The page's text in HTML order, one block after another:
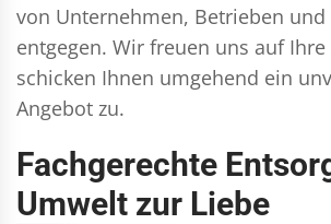
von Unternehmen, Betrieben
entgegen. Wir freuen uns auf
schicken Ihnen umgehend ein
Angebot zu.
Fachgerechte
Umwelt zur Liebe